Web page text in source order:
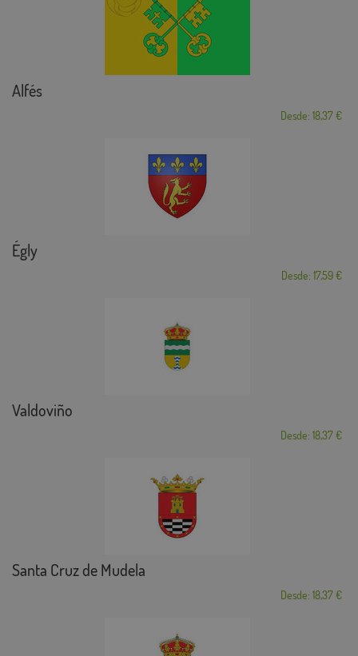
Alfés
Desde: 18,37 €
Égly
Desde: 17,59 €
Valdoviño
Desde: 18,37 €
Santa Cruz de Mudela
Desde: 18,37 €